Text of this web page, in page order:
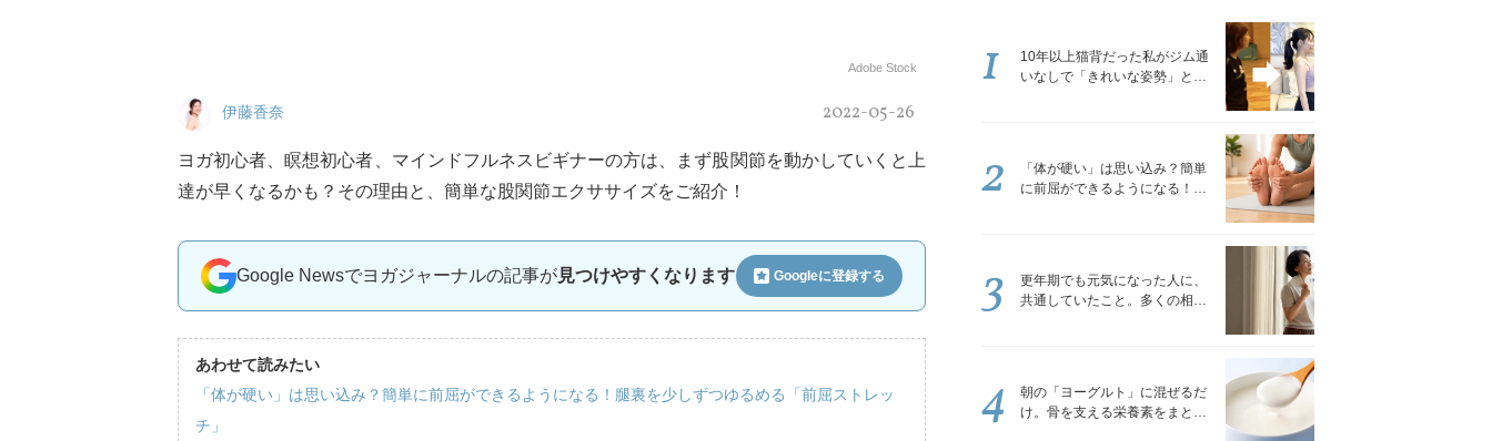
Adobe Stock
伊藤香奈 2022-05-26
ヨガ初心者、瞑想初心者、マインドフルネスビギナーの方は、まず股関節を動かしていくと上
達が早くなるかも？その理由と、簡単な股関節エクササイズをご紹介！
Google Newsでヨガジャーナルの記事が見つけやすくなります Googleに登録する
あわせて読みたい
「体が硬い」は思い込み？簡単に前屈ができるようになる！腿裏を少しずつゆるめる「前屈ストレッ
チ」
10年以上猫背だった私がジム通
いなしで「きれいな姿勢」と褒
1
「体が硬い」は思い込み？簡単
に前屈ができるようになる！腿
2
更年期でも元気になった人に、
共通していたこと。多くの相談
3
朝の「ヨーグルト」に混ぜるだ
け。骨を支える栄養素をまとめ
4